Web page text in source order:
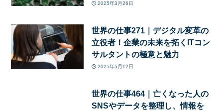
2025年3月26日
世界の仕事271｜デジタル変革の
立役者！企業の未来を拓くITコン
サルタントの極意と魅力
2025年5月12日
世界の仕事464｜亡くなった人の
SNSやデータを整理し、情報を